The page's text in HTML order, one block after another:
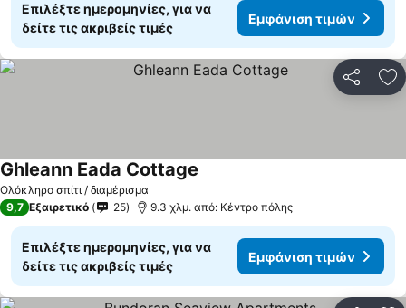
Επιλέξτε ημερομηνίες, για να
δείτε τις ακριβείς τιμές
Εμφάνιση τιμών
Ολόκληρο σπίτι / διαμέρισμα
Ghleann Eada Cottage
9,7 Εξαιρετικό 25 9.3 χλμ. από: Κέντρο πόλης
Επιλέξτε ημερομηνίες, για να
δείτε τις ακριβείς τιμές
Εμφάνιση τιμών